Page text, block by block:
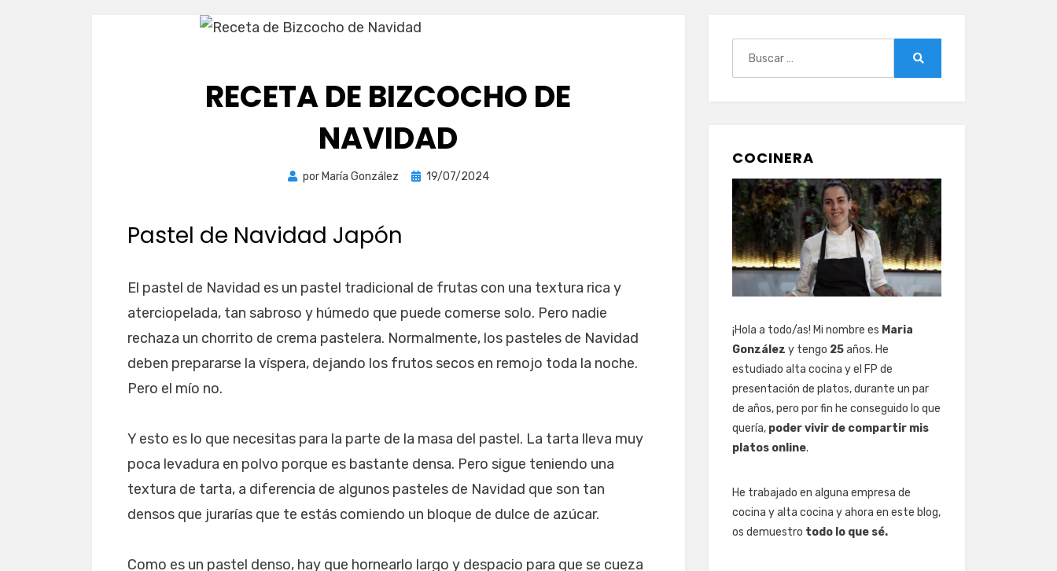
RECETA DE BIZCOCHO DE
NAVIDAD
por María González
Publicada
19/07/2024
Pastel de Navidad Japón
El pastel de Navidad es un pastel tradicional de frutas con una textura rica y
aterciopelada, tan sabroso y húmedo que puede comerse solo. Pero nadie
rechaza un chorrito de crema pastelera. Normalmente, los pasteles de Navidad
deben prepararse la víspera, dejando los frutos secos en remojo toda la noche.
Pero el mío no.
Y esto es lo que necesitas para la parte de la masa del pastel. La tarta lleva muy
poca levadura en polvo porque es bastante densa. Pero sigue teniendo una
textura de tarta, a diferencia de algunos pasteles de Navidad que son tan
densos que jurarías que te estás comiendo un bloque de dulce de azúcar.
Como es un pastel denso, hay que hornearlo largo y despacio para que se cueza
COCINERA
¡Hola a todo/as! Mi nombre es Maria
González y tengo 25años. He
estudiado alta cocina y el FP de
presentación de platos, durante un par
de años, pero por fin he conseguido lo que
quería, poder vivir de compartir mis
platos online.
He trabajado en alguna empresa de
cocina y alta cocina y ahora en este blog,
os demuestro todo lo que sé.